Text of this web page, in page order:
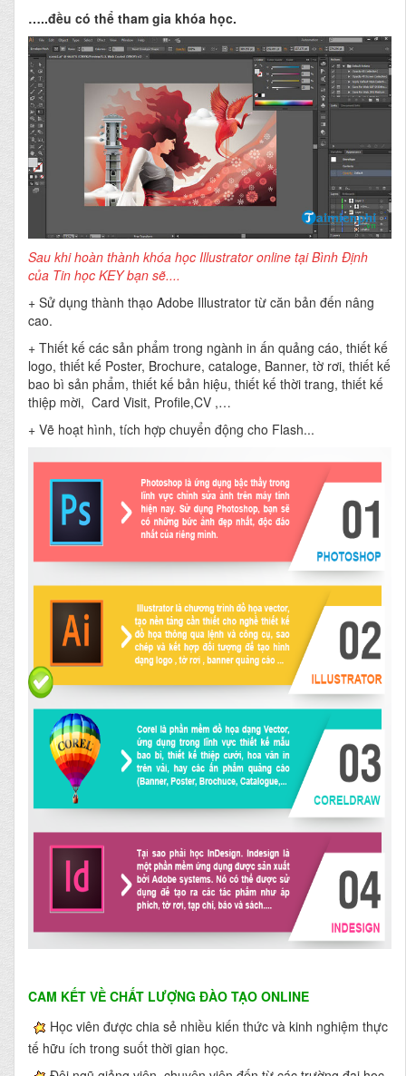
…..đều có thể tham gia khóa học.
Sau khi hoàn thành khóa học Illustrator online tại Bình Định
của Tin học KEY bạn sẽ....
+ Sử dụng thành thạo Adobe Illustrator từ căn bản đến nâng
cao.
+ Thiết kế các sản phẩm trong ngành in ấn quảng cáo, thiết kế
logo, thiết kế Poster, Brochure, cataloge, Banner, tờ rơi, thiết kế
bao bì sản phẩm, thiết kế bản hiệu, thiết kế thời trang, thiết kế
thiệp mời, Card Visit, Profile,CV ,…
+ Vẽ hoạt hình, tích hợp chuyển động cho Flash...
CAM KẾT VỀ CHẤT LƯỢNG ĐÀO TẠO ONLINE
Học viên được chia sẻ nhiều kiến thức và kinh nghiệm thực
tế hữu ích trong suốt thời gian học.